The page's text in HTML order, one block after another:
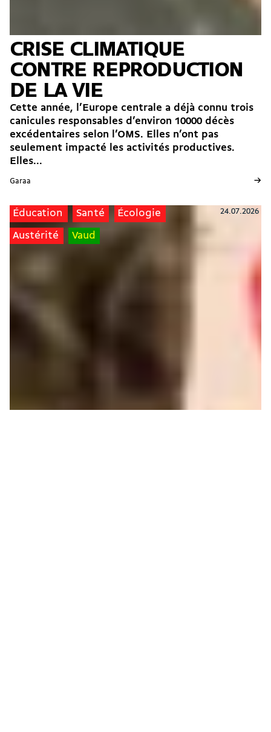
CRISE CLIMATIQUE
CONTRE REPRODUCTION
DE LA VIE
Cette année, l’Europe centrale a déjà connu trois
canicules responsables d’environ 10000 décès
excédentaires selon l’OMS. Elles n’ont pas
seulement impacté les activités productives.
Elles...
Garaa →
Éducation Santé Écologie
Austérité Vaud
24.07.2026